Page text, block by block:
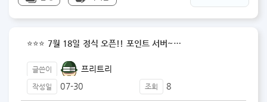
⭐️⭐️⭐️ 7월 18일 정식 오픈!! 포인트 서버~…
글쓴이 프리트리
작성일 07-30 조회 8